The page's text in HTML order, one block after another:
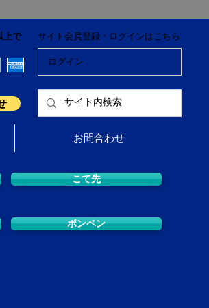
上で サイト会員登録・ログインはこちら
ログイン
お問合わせ
こて先
ボンペン